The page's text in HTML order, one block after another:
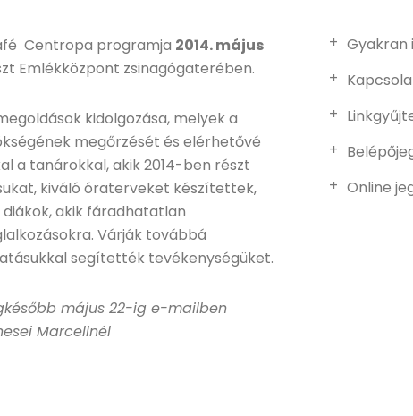
Centropa programja 2014. május
Emlékközpont zsinagógaterében.
kidolgozása, melyek a
megőrzését és elérhetővé
a tanárokkal, akik 2014-ben részt
kiváló óraterveket készítettek,
akik fáradhatatlan
Várják továbbá
segítették tevékenységüket.
május 22-ig e-mailben
Marcellnél
Gyakran
Online